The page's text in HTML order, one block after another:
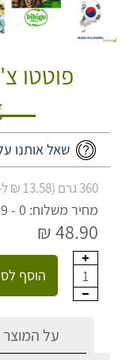
שאל אותנו
360 גרם (13.58 ₪ ל-100 גרם)
מחיר משלוח: 0 - 39 ₪
48.90 ₪
1 הוסף
על המוצר